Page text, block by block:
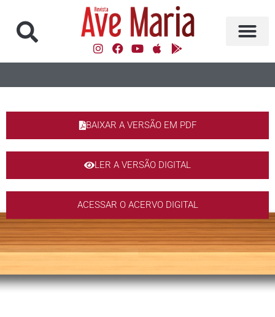
BAIXAR A VERSÃO EM PDF
LER A VERSÃO DIGITAL
ACESSAR O ACERVO DIGITAL